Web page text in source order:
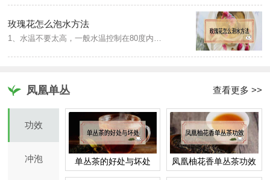
玫瑰花怎么泡水方法
凤凰单丛 查看更多 >>
功效
冲泡 单丛茶的好处与坏处 凤凰柚花香单丛茶功效